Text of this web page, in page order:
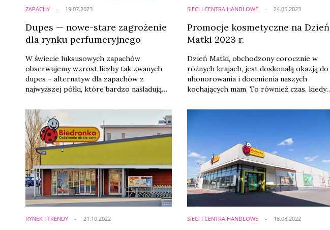
ZAPACHY
Dupes — nowe-stare zagrożenie
dla rynku perfumeryjnego
W świecie luksusowych zapachów
obserwujemy wzrost liczby tak zwanych
dupes – alternatyw dla zapachów z
najwyższej półki, które bardzo naśladują
za ułamek ceny. Te imitacje wywołują
poważną debatę dotyczącą etycznych
implikacji odtworzenia już istniejącego
zapachu.
19.07.2023 SIECI I CENTRA HANDLOWE
Promocje kosmetyczne na Dzień
Matki 2023 r.
Dzień Matki, obchodzony corocznie w
różnych krajach, jest doskonałą okazją do
uhonorowania i docenienia naszych
kochających mam. To również czas, kiedy
wyjątkową ofertę, która pozwoli wyrazić
24.05.2023
RYNEK I TRENDY 21.10.2022 SIECI I CENTRA HANDLOWE 18.08.2022